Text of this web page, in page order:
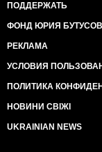
ПОДДЕРЖАТЬ
ФОНД ЮРИЯ
РЕКЛАМА
УСЛОВИЯ
ПОЛИТИКА
НОВИНИ СВІЖІ
UKRAINIAN NEWS